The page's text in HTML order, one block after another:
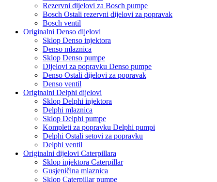
Rezervni dijelovi za Bosch pumpe
Bosch Ostali rezervni dijelovi za popravak
Bosch ventil
Originalni Denso dijelovi
Sklop Denso injektora
Denso mlaznica
Sklop Denso pumpe
Dijelovi za popravku Denso pumpe
Denso Ostali dijelovi za popravak
Denso ventil
Originalni Delphi dijelovi
Sklop Delphi injektora
Delphi mlaznica
Sklop Delphi pumpe
Kompleti za popravku Delphi pumpi
Delphi Ostali setovi za popravku
Delphi ventil
Originalni dijelovi Caterpillara
Sklop injektora Caterpillar
Gusjeničina mlaznica
Sklop Caterpillar pumpe